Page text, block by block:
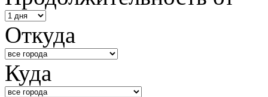
Откуда
Куда